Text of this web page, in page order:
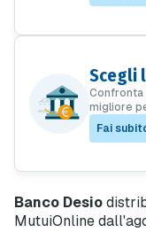
Scegli
Confronta
migliore
Fai
Banco Desio
MutuiOnline